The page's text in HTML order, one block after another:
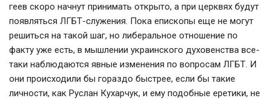
геев скоро начнут принимать открыто, а при церквях будут
появляться ЛГБТ-служения. Пока епископы еще не могут
решиться на такой шаг, но либеральное отношение по
факту уже есть, в мышлении украинского духовенства все-
таки наблюдаются явные изменения по вопросам ЛГБТ. И
они происходили бы гораздо быстрее, если бы такие
личности, как Руслан Кухарчук, и ему подобные еретики, не